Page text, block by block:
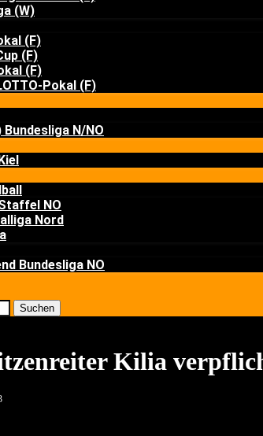
(W)
(F)
(F)
(F)
Pokal (F)
Bundesliga N/NO
NO
Nord
Bundesliga NO
Suchen
Kilia